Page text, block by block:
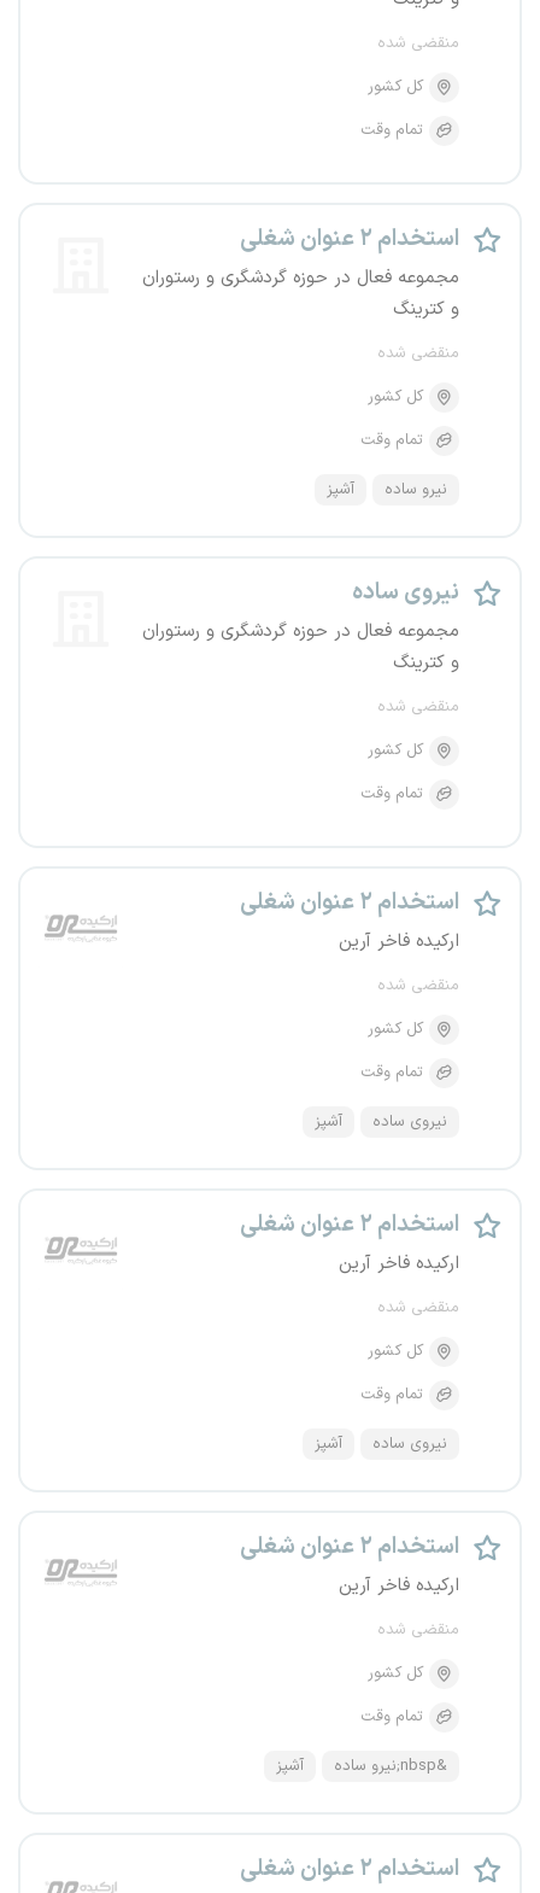
منقضی شده
کل کشور
تمام وقت
استخدام ۲ عنوان شغلی
مجموعه فعال در حوزه گردشگری و رستوران
و کترینگ
منقضی شده
کل کشور
تمام وقت
نیرو ساده آشپز
نیروی ساده
مجموعه فعال در حوزه گردشگری و رستوران
و کترینگ
منقضی شده
کل کشور
تمام وقت
استخدام ۲ عنوان شغلی
ارکیده فاخر آرین
منقضی شده
کل کشور
تمام وقت
نیروی ساده آشپز
استخدام ۲ عنوان شغلی
ارکیده فاخر آرین
منقضی شده
کل کشور
تمام وقت
نیروی ساده آشپز
استخدام ۲ عنوان شغلی
ارکیده فاخر آرین
منقضی شده
کل کشور
تمام وقت
&nbsp;نیرو ساده آشپز
استخدام ۲ عنوان شغلی